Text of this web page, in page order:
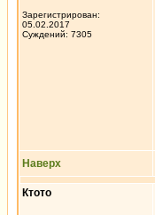
Зарегистрирован:
05.02.2017
Суждений: 7305
Наверх
Ктото